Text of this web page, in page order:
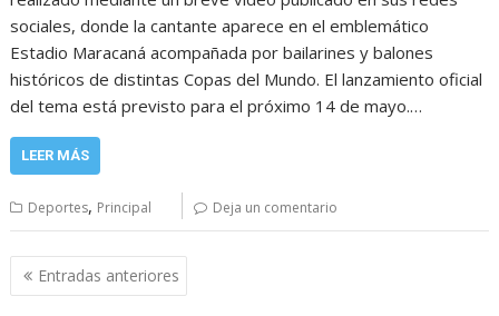
sociales, donde la cantante aparece en el emblemático
Estadio Maracaná acompañada por bailarines y balones
históricos de distintas Copas del Mundo. El lanzamiento oficial
del tema está previsto para el próximo 14 de mayo.…
LEER MÁS
Deportes, Principal Deja un comentario
Navegación
de
Entradas anteriores